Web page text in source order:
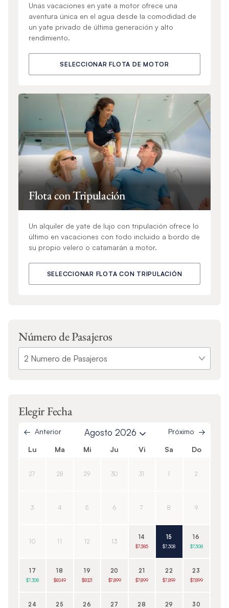
Unas vacaciones en yate a motor ofrece una
aventura única en el agua desde la comodidad de
un yate privado de última generación y alto
rendimiento.
SELECCIONAR FLOTA DE MOTOR
Flota con Tripulación
Un alquiler de yate de lujo con tripulación ofrece lo
último en vacaciones con todo incluido a bordo de
su propio velero o catamarán a motor.
SELECCIONAR FLOTA CON TRIPULACIÓN
Número de Pasajeros
Elegir Fecha
Anterior Agosto 2026 Próximo
Lu Ma Mi Ju Vi Sa Do
27 28 29 30 31 1 2
3 4 5 6 7 8 9
10 11 12 13
14
$7,385
15
$7,308
16
$7,308
17
$7,308
18
$8,149
19
$8,121
20
$7,899
21
$7,899
22
$7,899
23
$7,899
24 25 26 27 28 29 30